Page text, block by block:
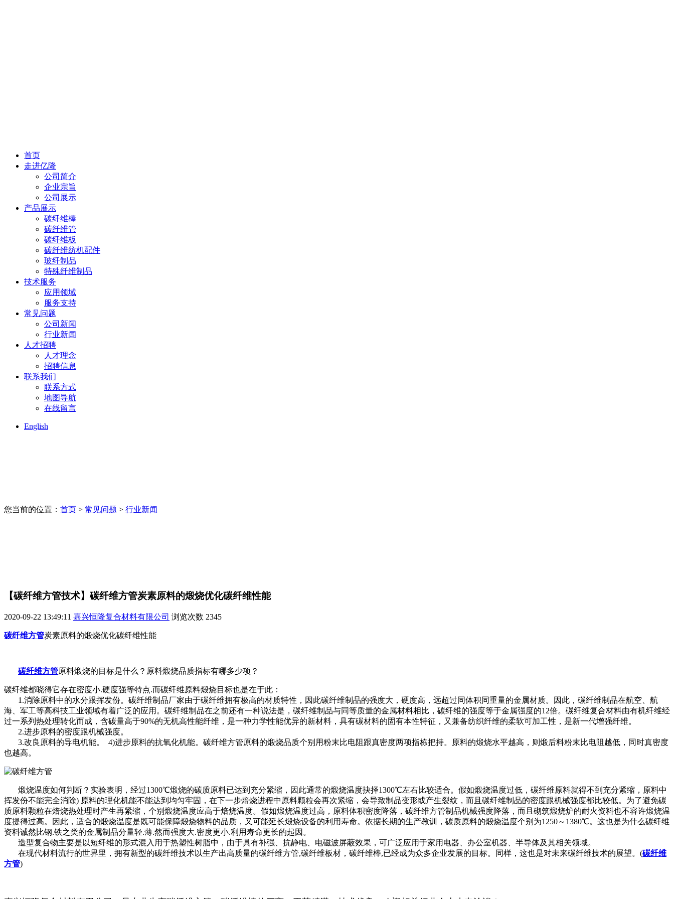
首页
走进亿隆
公司简介
企业宗旨
公司展示
产品展示
碳纤维棒
碳纤维管
碳纤维板
碳纤维纺机配件
玻纤制品
特殊纤维制品
技术服务
应用领域
服务支持
常见问题
公司新闻
行业新闻
人才招聘
人才理念
招聘信息
联系我们
联系方式
地图导航
在线留言
English
您当前的位置： 首页 > 常见问题 > 行业新闻
【碳纤维方管技术】碳纤维方管炭素原料的煅烧优化碳纤维性能
2020-09-22 13:49:11 嘉兴恒隆复合材料有限公司 浏览次数 2345
碳纤维方管炭素原料的煅烧优化碳纤维性能
碳纤维方管原料煅烧的目标是什么？原料煅烧品质指标有哪多少项？
碳纤维都晓得它存在密度小.硬度强等特点.而碳纤维原料煅烧目标也是在于此：
1.消除原料中的水分跟挥发份。碳纤维制品厂家由于碳纤维拥有极高的材质特性，因此碳纤维制品的强度大，硬度高，远超过同体积同重量的金属材质。因此，碳纤维制品在航空、航
海、军工等高科技工业领域有着广泛的应用。碳纤维制品在之前还有一种说法是，碳纤维制品与同等质量的金属材料相比，碳纤维的强度等于金属强度的12倍。碳纤维复合材料由有机纤维经
过一系列热处理转化而成，含碳量高于90%的无机高性能纤维，是一种力学性能优异的新材料，具有碳材料的固有本性特征，又兼备纺织纤维的柔软可加工性，是新一代增强纤维。
2.进步原料的密度跟机械强度。
3.改良原料的导电机能。 4)进步原料的抗氧化机能。碳纤维方管原料的煅烧品质个别用粉末比电阻跟真密度两项指栋把持。原料的煅烧水平越高，则煅后料粉末比电阻越低，同时真密度
也越高。
煅烧温度如何判断？实验表明，经过1300℃煅烧的碳质原料已达到充分紧缩，因此通常的煅烧温度抉择1300℃左右比较适合。假如煅烧温度过低，碳纤维原料就得不到充分紧缩，原料中
挥发份不能完全消除) 原料的理化机能不能达到均匀牢固，在下一步焙烧进程中原料颗粒会再次紧缩，会导致制品变形或产生裂纹，而且碳纤维制品的密度跟机械强度都比较低。为了避免碳
质原料颗粒在焙烧热处理时产生再紧缩，个别煅烧温度应高于焙烧温度。假如煅烧温度过高，原料体积密度降落，碳纤维方管制品机械强度降落，而且砌筑煅烧炉的耐火资料也不容许煅烧温
度提得过高。因此，适合的煅烧温度是既可能保障煅烧物料的品质，又可能延长煅烧设备的利用寿命。依据长期的生产教训，碳质原料的煅烧温度个别为1250～1380℃。这也是为什么碳纤维
资料诚然比钢.铁之类的金属制品分量轻.薄.然而强度大.密度更小.利用寿命更长的起因。
造型复合物主要是以短纤维的形式混入用于热塑性树脂中，由于具有补强、抗静电、电磁波屏蔽效果，可广泛应用于家用电器、办公室机器、半导体及其相关领域。
在现代材料流行的世界里，拥有新型的碳纤维技术以生产出高质量的碳纤维方管,碳纤维板材，碳纤维棒,已经成为众多企业发展的目标。同样，这也是对未来碳纤维技术的展望。(碳纤维
方管)